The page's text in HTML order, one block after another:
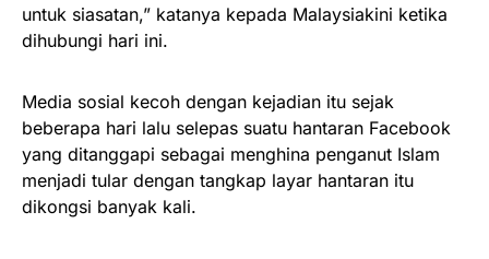
untuk siasatan,” katanya kepada Malaysiakini ketika
dihubungi hari ini.
Media sosial kecoh dengan kejadian itu sejak
beberapa hari lalu selepas suatu hantaran Facebook
yang ditanggapi sebagai menghina penganut Islam
menjadi tular dengan tangkap layar hantaran itu
dikongsi banyak kali.